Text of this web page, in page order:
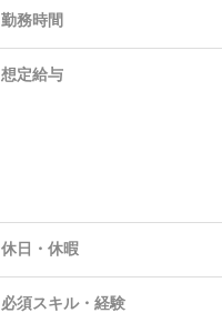
勤務時間
想定給与
休日・休暇
必須スキル・経験